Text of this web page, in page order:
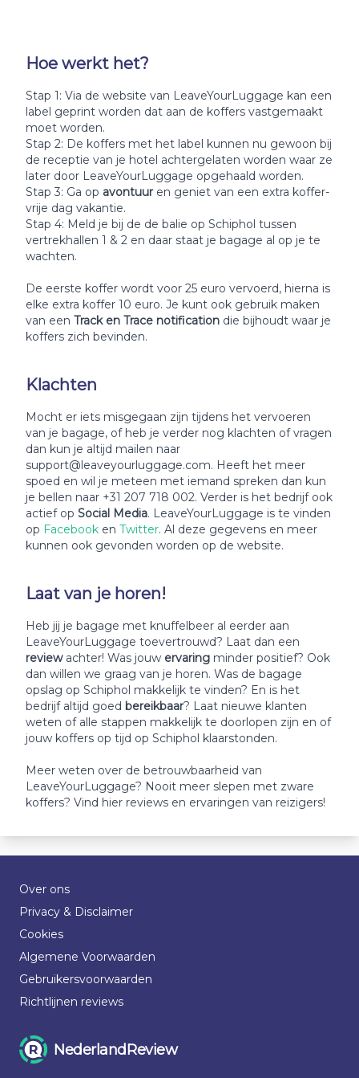
Hoe werkt het?
Stap 1: Via de website van LeaveYourLuggage kan een
label geprint worden dat aan de koffers vastgemaakt
moet worden.
Stap 2: De koffers met het label kunnen nu gewoon bij
de receptie van je hotel achtergelaten worden waar ze
later door LeaveYourLuggage opgehaald worden.
Stap 3: Ga op avontuur en geniet van een extra koffer-
vrije dag vakantie.
Stap 4: Meld je bij de de balie op Schiphol tussen
vertrekhallen 1 & 2 en daar staat je bagage al op je te
wachten.
De eerste koffer wordt voor 25 euro vervoerd, hierna is
elke extra koffer 10 euro. Je kunt ook gebruik maken
van een Track en Trace notification die bijhoudt waar je
koffers zich bevinden.
Klachten
Mocht er iets misgegaan zijn tijdens het vervoeren
van je bagage, of heb je verder nog klachten of vragen
dan kun je altijd mailen naar
support@leaveyourluggage.com. Heeft het meer
spoed en wil je meteen met iemand spreken dan kun
je bellen naar +31 207 718 002. Verder is het bedrijf ook
actief op Social Media. LeaveYourLuggage is te vinden
op Facebook en Twitter. Al deze gegevens en meer
kunnen ook gevonden worden op de website.
Laat van je horen!
Heb jij je bagage met knuffelbeer al eerder aan
LeaveYourLuggage toevertrouwd? Laat dan een
review achter! Was jouw ervaring minder positief? Ook
dan willen we graag van je horen. Was de bagage
opslag op Schiphol makkelijk te vinden? En is het
bedrijf altijd goed bereikbaar? Laat nieuwe klanten
weten of alle stappen makkelijk te doorlopen zijn en of
jouw koffers op tijd op Schiphol klaarstonden.
Meer weten over de betrouwbaarheid van
LeaveYourLuggage? Nooit meer slepen met zware
koffers? Vind hier reviews en ervaringen van reizigers!
Over ons
Privacy & Disclaimer
Cookies
Algemene Voorwaarden
Gebruikersvoorwaarden
Richtlijnen reviews
NederlandReview